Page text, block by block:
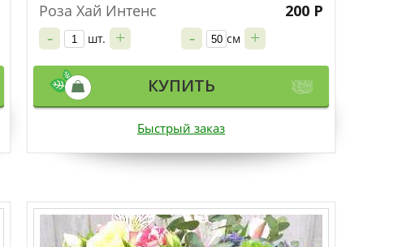
Роза Хай Интенс
- шт. + - см +
200 Р
КУПИТЬ
Быстрый заказ